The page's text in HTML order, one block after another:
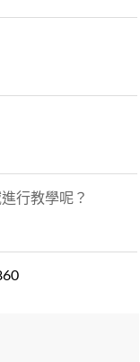
行教學呢？